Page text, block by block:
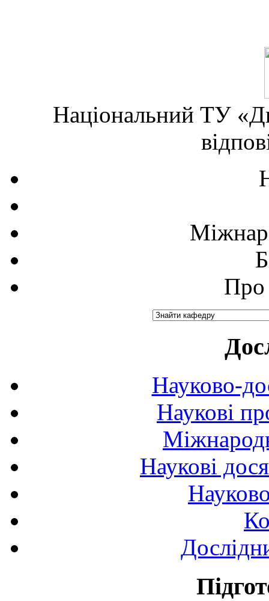
Національний ТУ
Про
Науково-
Наукові
Наукові